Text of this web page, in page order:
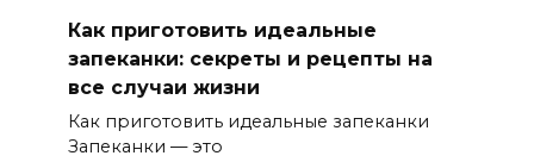
Как приготовить идеальные
запеканки: секреты и рецепты на
все случаи жизни
Как приготовить идеальные запеканки
Запеканки — это